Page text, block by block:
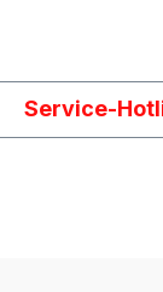
Service-